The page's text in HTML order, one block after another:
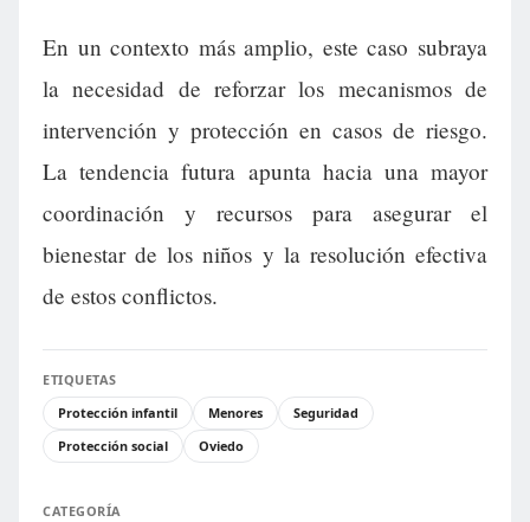
En un contexto más amplio, este caso subraya
la necesidad de reforzar los mecanismos de
intervención y protección en casos de riesgo.
La tendencia futura apunta hacia una mayor
coordinación y recursos para asegurar el
bienestar de los niños y la resolución efectiva
de estos conflictos.
ETIQUETAS
Protección infantil
Menores
Seguridad
Protección social
Oviedo
CATEGORÍA